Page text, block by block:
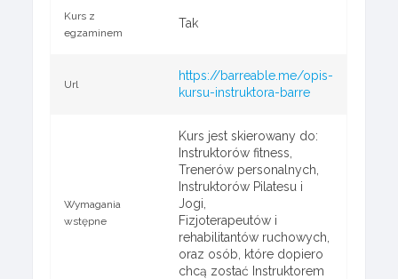
Kurs z
egzaminem
Tak
Url
https://barreable.me/opis-
kursu-instruktora-barre
Wymagania
wstępne
Kurs jest skierowany do:
Instruktorów fitness,
Trenerów personalnych,
Instruktorów Pilatesu i
Jogi,
Fizjoterapeutów i
rehabilitantów ruchowych,
oraz osób, które dopiero
chcą zostać Instruktorem